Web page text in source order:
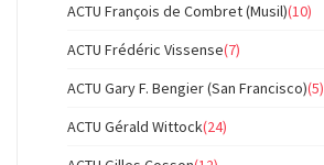
ACTU François de Combret (Musil)(10)
ACTU Frédéric Vissense(7)
ACTU Gary F. Bengier (San Francisco)(5)
ACTU Gérald Wittock(24)